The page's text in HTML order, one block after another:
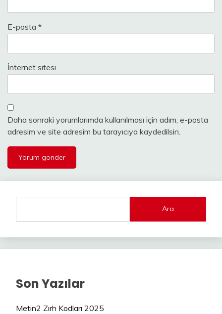
E-posta *
İnternet sitesi
Daha sonraki yorumlarımda kullanılması için adım, e-posta
adresim ve site adresim bu tarayıcıya kaydedilsin.
Ara
Son Yazılar
Metin2 Zırh Kodları 2025